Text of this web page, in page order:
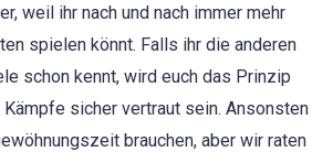
weil ihr nach und nach immer mehr
spielen könnt. Falls ihr die anderen
schon kennt, wird euch das Prinzip
sicher vertraut sein. Ansonsten
brauchen, aber wir raten